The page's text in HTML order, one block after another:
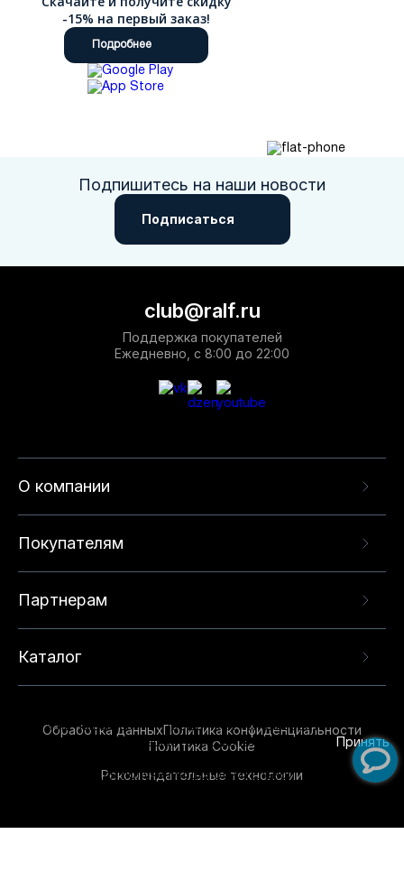
-15% на первый заказ!
Подробнее
Подпишитесь на наши новости
Подписаться
О компании
Покупателям
Партнерам
Каталог
club@ralf.ru
Поддержка покупателей
Ежедневно, с 8:00 до 22:00
Обработка данныхПолитика конфиденциальности
Политика Cookie
Рекомендательные технологии
опыта на нашем сайте. Продолжая использовать
данный сайт, вы соглашаетесь с использованием
технологий. Для получения дополнительной
Принять